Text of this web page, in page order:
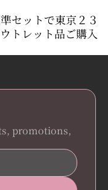
セットで東京２３
トレット品ご購入
promotions,